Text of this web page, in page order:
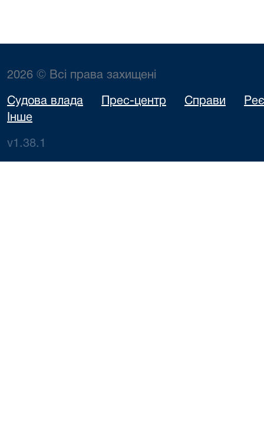
2026 © Всі права захищені
Судова влада Прес-центр Справи
Інше
v1.38.1